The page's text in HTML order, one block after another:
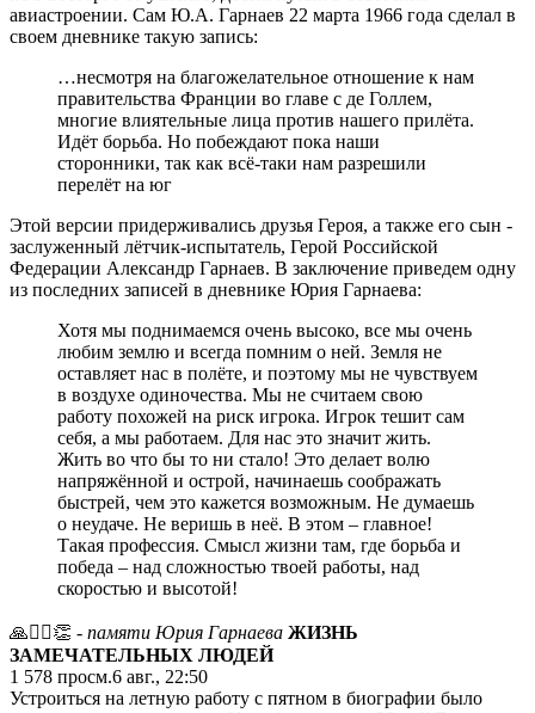
авиастроении. Сам Ю.А. Гарнаев 22 марта 1966 года сделал в
своем дневнике такую запись:
…несмотря на благожелательное отношение к нам
правительства Франции во главе с де Голлем,
многие влиятельные лица против нашего прилёта.
Идёт борьба. Но побеждают пока наши
сторонники, так как всё-таки нам разрешили
перелёт на юг
Этой версии придерживались друзья Героя, а также его сын -
заслуженный лётчик-испытатель, Герой Российской
Федерации Александр Гарнаев. В заключение приведем одну
из последних записей в дневнике Юрия Гарнаева:
Хотя мы поднимаемся очень высоко, все мы очень
любим землю и всегда помним о ней. Земля не
оставляет нас в полёте, и поэтому мы не чувствуем
в воздухе одиночества. Мы не считаем свою
работу похожей на риск игрока. Игрок тешит сам
себя, а мы работаем. Для нас это значит жить.
Жить во что бы то ни стало! Это делает волю
напряжённой и острой, начинаешь соображать
быстрей, чем это кажется возможным. Не думаешь
о неудаче. Не веришь в неё. В этом – главное!
Такая профессия. Смысл жизни там, где борьба и
победа – над сложностью твоей работы, над
скоростью и высотой!
🙏❤️‍🔥👏 - памяти Юрия Гарнаева ЖИЗНЬ
ЗАМЕЧАТЕЛЬНЫХ ЛЮДЕЙ
1 578 просм.6 авг., 22:50
Устроиться на летную работу с пятном в биографии было